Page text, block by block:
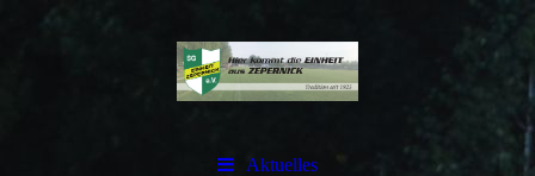
Aktuelles